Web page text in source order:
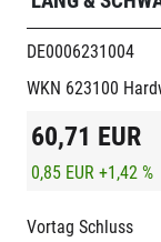
DE0006231004
WKN 623100
60,71 EUR
0,85 EUR +1,42 %
Vortag Schluss